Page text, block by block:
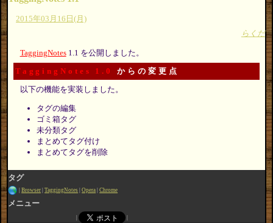
2015年03月16日(月)
らくだ
TaggingNotes1.1 を公開しました。
TaggingNotes 1.0 からの変更点
以下の機能を実装しました。
タグの編集
ゴミ箱タグ
未分類タグ
まとめてタグ付け
まとめてタグを削除
タグ
Browser TaggingNotes Opera Chrome
メニュー